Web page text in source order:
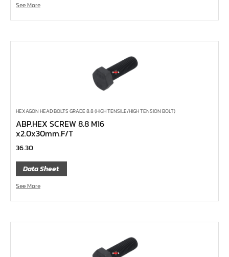
กระบอกอัดจารบี
ประแจหกเหลี่ยม
ลูกบ๊อกซ์ การบิน AeroSpace Standard AS954E สั้น ยาว
ไขควงตอก
ไขควงข้อต่อ
ไขควงท๊อกซ์,ไขควงท๊อกซ์มีรู
ไขควงหัวบ๊อกซ์
ไขควงสลับ
ไขควงแบน
See More
HEXAGON HEAD BOLTS GRADE 8.8 (HIGH TENSILE/HIGH TENSION BOLT)
ABP.HEX SCREW 8.8 M16
x2.0x30mm.F/T
36.30
Data Sheet
See More